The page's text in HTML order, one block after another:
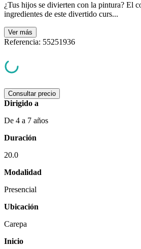
¿Tus hijos se divierten con la pintura? El
ingredientes de este divertido curs...
Ver más
Referencia: 55251936
Consultar precio
Dirigido a
De 4 a 7 años
Duración
20.0
Modalidad
Presencial
Ubicación
Carepa
Inicio